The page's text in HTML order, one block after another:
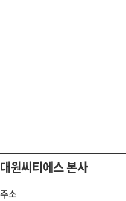
대원씨티에스 본사
주소